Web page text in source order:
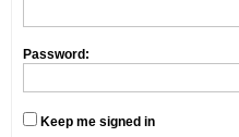
Password:
Keep me signed in